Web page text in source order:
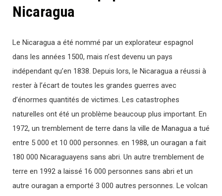
Nicaragua
Le Nicaragua a été nommé par un explorateur espagnol
dans les années 1500, mais n’est devenu un pays
indépendant qu’en 1838. Depuis lors, le Nicaragua a réussi à
rester à l’écart de toutes les grandes guerres avec
d’énormes quantités de victimes. Les catastrophes
naturelles ont été un problème beaucoup plus important. En
1972, un tremblement de terre dans la ville de Managua a tué
entre 5 000 et 10 000 personnes. en 1988, un ouragan a fait
180 000 Nicaraguayens sans abri. Un autre tremblement de
terre en 1992 a laissé 16 000 personnes sans abri et un
autre ouragan a emporté 3 000 autres personnes. Le volcan